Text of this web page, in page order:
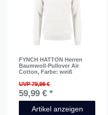
FYNCH HATTON Herren
Baumwoll-Pullover Air
Cotton, Farbe: weiß
UVP 79,99 €
59,99 € *
Artikel anzeigen